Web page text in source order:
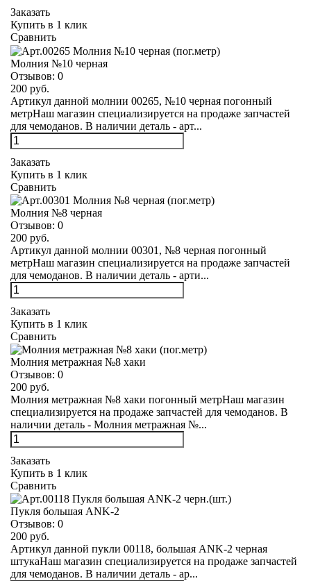
Заказать
Купить в 1 клик
Сравнить
Молния №10 черная
Отзывов: 0
200 руб.
Артикул данной молнии 00265, №10 черная погонный
метрНаш магазин специализируется на продаже запчастей
для чемоданов. В наличии деталь - арт...
Заказать
Купить в 1 клик
Сравнить
Молния №8 черная
Отзывов: 0
200 руб.
Артикул данной молнии 00301, №8 черная погонный
метрНаш магазин специализируется на продаже запчастей
для чемоданов. В наличии деталь - арти...
Заказать
Купить в 1 клик
Сравнить
Молния метражная №8 хаки
Отзывов: 0
200 руб.
Молния метражная №8 хаки погонный метрНаш магазин
специализируется на продаже запчастей для чемоданов. В
наличии деталь - Молния метражная №...
Заказать
Купить в 1 клик
Сравнить
Пукля большая ANK-2
Отзывов: 0
200 руб.
Артикул данной пукли 00118, большая ANK-2 черная
штукаНаш магазин специализируется на продаже запчастей
для чемоданов. В наличии деталь - ар...